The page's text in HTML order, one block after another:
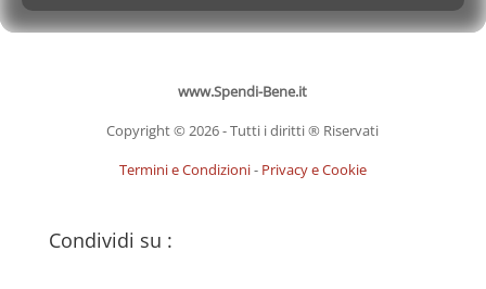
www.Spendi-Bene.it
Copyright © 2026 - Tutti i diritti ® Riservati
Termini e Condizioni- Privacy e Cookie
Condividi su :